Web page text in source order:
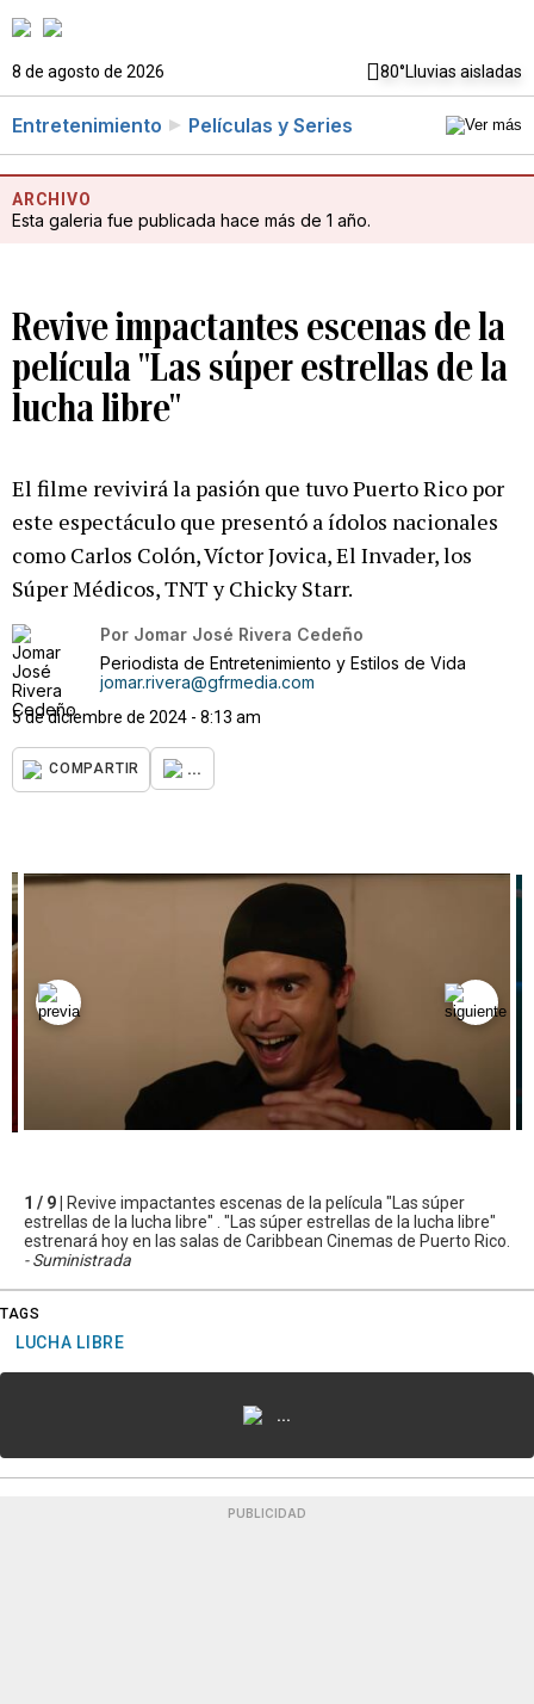
8 de agosto de 2026 80°Lluvias aisladas
Entretenimiento Películas y Series
ARCHIVO
Esta galeria fue publicada hace más de 1 año.
Revive impactantes escenas de la
película "Las súper estrellas de la
lucha libre"
El filme revivirá la pasión que tuvo Puerto Rico por
este espectáculo que presentó a ídolos nacionales
como Carlos Colón, Víctor Jovica, El Invader, los
Súper Médicos, TNT y Chicky Starr.
Por Jomar José Rivera Cedeño
Periodista de Entretenimiento y Estilos de Vida
jomar.rivera@gfrmedia.com
5 de diciembre de 2024 - 8:13 am
COMPARTIR ...
1 / 9 |
Revive impactantes escenas de la película "Las súper
estrellas de la lucha libre" . "Las súper estrellas de la lucha libre"
estrenará hoy en las salas de Caribbean Cinemas de Puerto Rico.
- Suministrada
TAGS
LUCHA LIBRE
...
PUBLICIDAD